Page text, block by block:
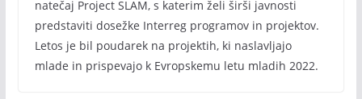
natečaj Project SLAM, s katerim želi širši javnosti
predstaviti dosežke Interreg programov in projektov.
Letos je bil poudarek na projektih, ki naslavljajo
mlade in prispevajo k Evropskemu letu mladih 2022.